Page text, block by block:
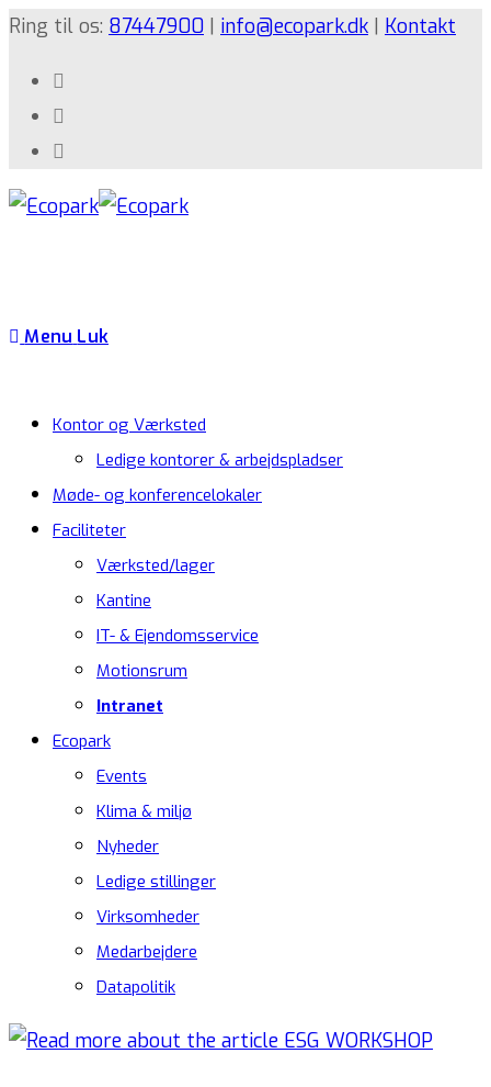
Ring til os: 87447900 | info@ecopark.dk | Kontakt
Menu Luk
Kontor og Værksted
Ledige kontorer & arbejdspladser
Møde- og konferencelokaler
Faciliteter
Værksted/lager
Kantine
IT- & Ejendomsservice
Motionsrum
Intranet
Ecopark
Events
Klima & miljø
Nyheder
Ledige stillinger
Virksomheder
Medarbejdere
Datapolitik